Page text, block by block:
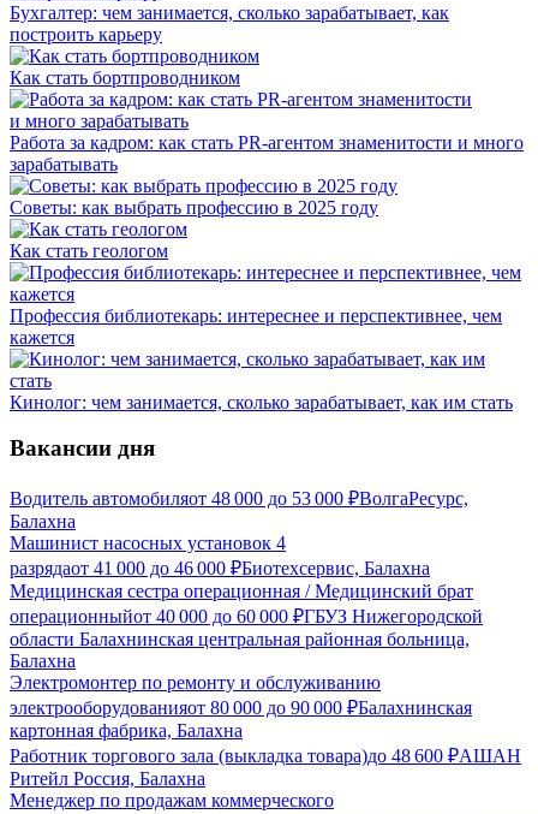
Бухгалтер: чем занимается, сколько зарабатывает, как
построить карьеру
Как стать бортпроводником
Работа за кадром: как стать PR-агентом знаменитости и много
зарабатывать
Советы: как выбрать профессию в 2025 году
Как стать геологом
Профессия библиотекарь: интереснее и перспективнее, чем
кажется
Кинолог: чем занимается, сколько зарабатывает, как им стать
Вакансии дня
Водитель автомобиляот 48 000 до 53 000 ₽ВолгаРесурс,
Балахна
Машинист насосных установок 4
разрядаот 41 000 до 46 000 ₽Биотехсервис, Балахна
Медицинская сестра операционная / Медицинский брат
операционныйот 40 000 до 60 000 ₽ГБУЗ Нижегородской
области Балахнинская центральная районная больница,
Балахна
Электромонтер по ремонту и обслуживанию
электрооборудованияот 80 000 до 90 000 ₽Балахнинская
картонная фабрика, Балахна
Работник торгового зала (выкладка товара)до 48 600 ₽АШАН
Ритейл Россия, Балахна
Менеджер по продажам коммерческого